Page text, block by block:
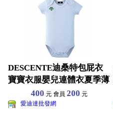
DESCENTE迪桑特包屁衣
寶寶衣服嬰兒連體衣夏季薄
款短袖三角哈衣純棉
400 元 會員 200 元
愛迪達批發網